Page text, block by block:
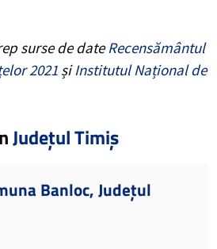
surse de dateRecensământul
2021 șiInstitutul Național de
Județul Timiș
Banloc, Județul